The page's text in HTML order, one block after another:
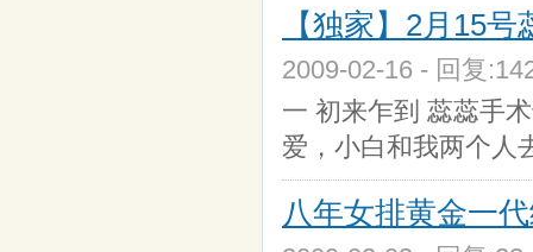
【独家】2月15
2009-02-16 - 回复
一 初来乍到 蕊蕊手
爱，小白和我两个人
八年女排黄金一